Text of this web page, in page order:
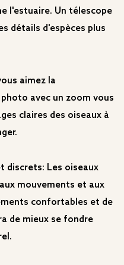
l'estuaire. Un télescope
détails d'espèces plus
aimez la
avec un zoom vous
claires des oiseaux à
discrets: Les oiseaux
mouvements et aux
confortables et de
de mieux se fondre